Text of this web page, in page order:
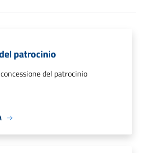
patrocinio
del patrocinio